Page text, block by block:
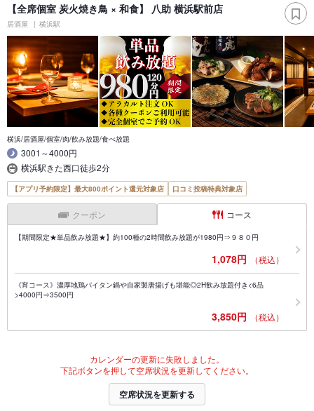
【全席個室 炭火焼き鳥 × 和食】 八助 横浜駅前店
居酒屋 横浜駅
横浜/居酒屋/個室/肉/飲み放題/食べ放題
3001～4000円
横浜駅きた西口徒歩2分
【アプリ予約限定】最大800ポイント還元対象店 口コミ投稿特典対象店
クーポン コース
【期間限定★単品飲み放題★】約100種の2時間飲み放題が1980円⇒９８０円
1,078円 （税込）
《宵コース》濃厚地鶏パイタン鍋や自家製唐揚げも堪能◎2H飲み放題付き<6品
>4000円⇒3500円
3,850円 （税込）
カレンダーの更新に失敗しました。
下記ボタンを押して空席状況を更新してください。
空席状況を更新する